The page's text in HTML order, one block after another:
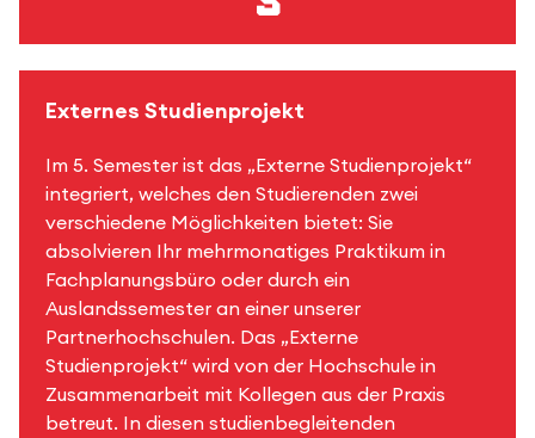
Externes Studienprojekt
Im 5. Semester ist das „Externe Studienprojekt“
integriert, welches den Studierenden zwei
verschiedene Möglichkeiten bietet: Sie
absolvieren Ihr mehrmonatiges Praktikum in
Fachplanungsbüro oder durch ein
Auslandssemester an einer unserer
Partnerhochschulen. Das „Externe
Studienprojekt“ wird von der Hochschule in
Zusammenarbeit mit Kollegen aus der Praxis
betreut. In diesen studienbegleitenden